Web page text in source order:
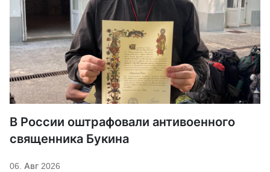
В России оштрафовали антивоенного
священника Букина
06. Авг 2026